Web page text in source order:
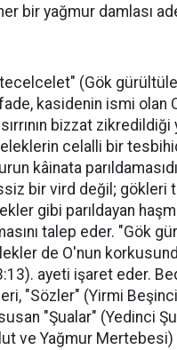
bir yağmur damlası
(Gök
kasidenin ismi olan
bizzat zikredildiği
celalli bir
kâinata
bir vird değil; gökleri
gibi parıldayan
talep eder. "Gök
de O'nun
ayeti işaret eder.
"Sözler" (Yirmi Beşinci
"Şualar" (Yedinci
ve Yağmur